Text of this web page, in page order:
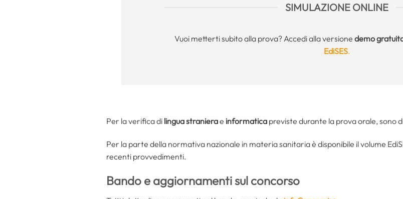
SIMULAZIONE ONLINE
Vuoi metterti subito alla prova? Accedi alla versione demo
EdiSES.
Per la verifica di lingua stranierae informatica previste durante la prova orale, sono
Per la parte della normativa nazionale in materia sanitaria è disponibile il volume
recenti provvedimenti.
Bando e aggiornamenti sul concorso